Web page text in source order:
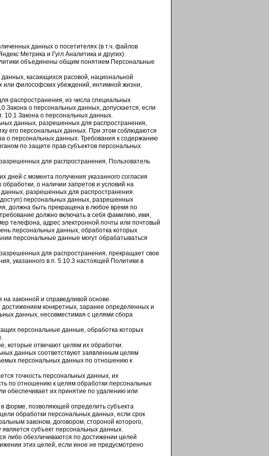
данных о посетителях (в т.ч. файлов
Метрика и Гугл Аналитика и других).
объединены общим понятием Персональные
касающихся расовой, национальной
или философских убеждений, интимной жизни,
распространения, из числа специальных
Закона о персональных данных, допускается, если
10.1 Закона о персональных данных.
данных, разрешенных для распространения,
его персональных данных. При этом соблюдаются
о персональных данных. Требования к содержанию
по защите прав субъектов персональных
для распространения, Пользователь
дней с момента получения указанного согласия
о наличии запретов и условий на
разрешенных для распространения.
персональных данных, разрешенных
должна быть прекращена в любое время по
должно включать в себя фамилию, имя,
телефона, адрес электронной почты или почтовый
персональных данных, обработка которых
персональные данные могут обрабатываться
для распространения, прекращает свое
указанного в п. 5.10.3 настоящей Политики в
законной и справедливой основе.
конкретных, заранее определенных и
данных, несовместимая с целями сбора
персональные данные, обработка которых
которые отвечают целям их обработки.
данных соответствуют заявленным целям
персональных данных по отношению к
точность персональных данных, их
по отношению к целям обработки персональных
обеспечивает их принятие по удалению или
форме, позволяющей определить субъекта
обработки персональных данных, если срок
законом, договором, стороной которого,
субъект персональных данных.
либо обезличиваются по достижении целей
этих целей, если иное не предусмотрено